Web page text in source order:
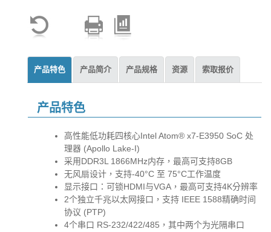
智能自动化
产品特色 产品简介 产品规格 资源 索取报价
产品特色
高性能低功耗四核心Intel Atom® x7-E3950 SoC 处
理器 (Apollo Lake-I)
采用DDR3L 1866MHz内存，最高可支持8GB
无风扇设计，支持-40°C 至 75°C工作温度
显示接口：可锁HDMI与VGA，最高可支持4K分辨率
2个独立千兆以太网接口，支持 IEEE 1588精确时间
协议 (PTP)
4个串口 RS-232/422/485，其中两个为光隔串口